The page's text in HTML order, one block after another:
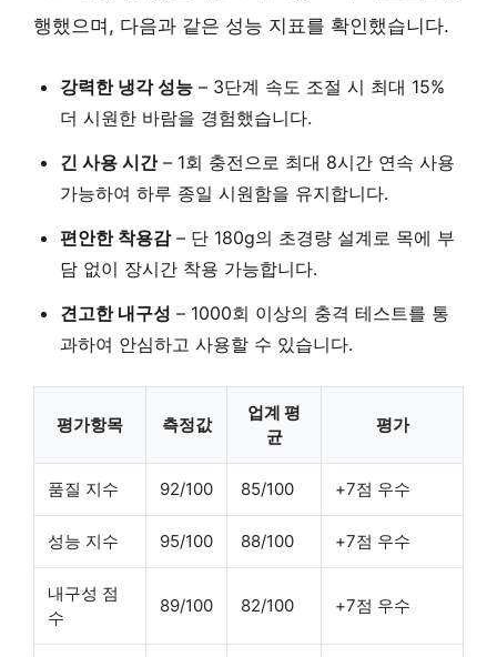
행했으며, 다음과 같은 성능 지표를 확인했습니다.
강력한 냉각 성능 – 3단계 속도 조절 시 최대 15%
더 시원한 바람을 경험했습니다.
긴 사용 시간– 1회 충전으로 최대 8시간 연속 사용
가능하여 하루 종일 시원함을 유지합니다.
편안한 착용감– 단 180g의 초경량 설계 로 목에 부
담 없이 장시간 착용 가능합니다.
견고한 내구성 – 1000회 이상의 충격 테스트를 통
과하여 안심하고 사용할 수 있습니다.
평가항목 측정값
업계 평
균
평가
품질 지수 92/100 85/100 +7점 우수
성능 지수 95/100 88/100 +7점 우수
내구성 점
수
89/100 82/100 +7점 우수